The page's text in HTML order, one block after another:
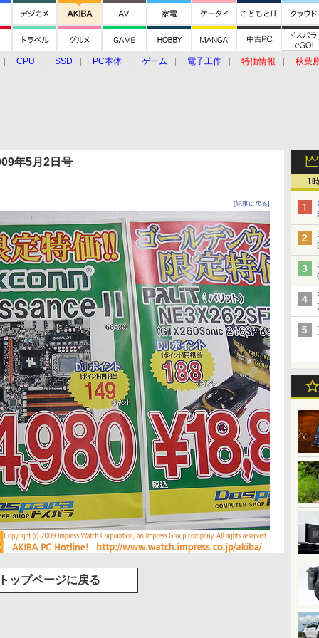
CPU SSD PC本体 ゲーム 電子工作 特価情報
秋葉
1
年5月2日号
[記事に戻る]
ップページに戻る